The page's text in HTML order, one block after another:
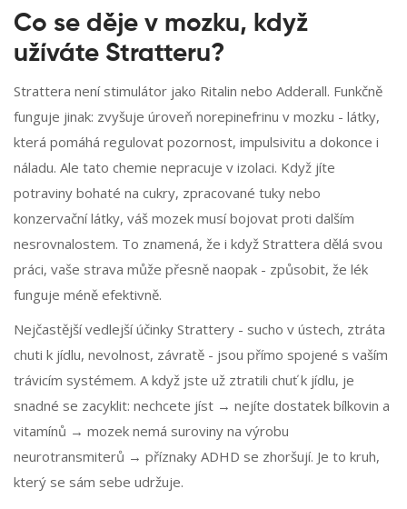
Co se děje v mozku, když
užíváte Stratteru?
Strattera není stimulátor jako Ritalin nebo Adderall. Funkčně
funguje jinak: zvyšuje úroveň norepinefrinu v mozku - látky,
která pomáhá regulovat pozornost, impulsivitu a dokonce i
náladu. Ale tato chemie nepracuje v izolaci. Když jíte
potraviny bohaté na cukry, zpracované tuky nebo
konzervační látky, váš mozek musí bojovat proti dalším
nesrovnalostem. To znamená, že i když Strattera dělá svou
práci, vaše strava může přesně naopak - způsobit, že lék
funguje méně efektivně.
Nejčastější vedlejší účinky Strattery - sucho v ústech, ztráta
chuti k jídlu, nevolnost, závratě - jsou přímo spojené s vaším
trávicím systémem. A když jste už ztratili chuť k jídlu, je
snadné se zacyklit: nechcete jíst → nejíte dostatek bílkovin a
vitamínů → mozek nemá suroviny na výrobu
neurotransmiterů → příznaky ADHD se zhoršují. Je to kruh,
který se sám sebe udržuje.